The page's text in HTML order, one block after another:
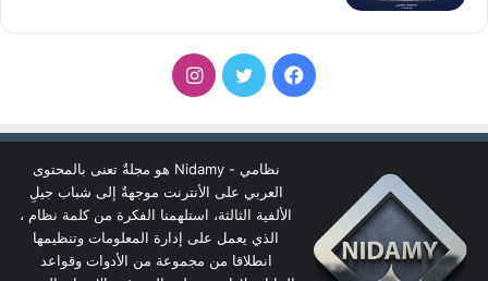
فيسبوكتويتر انستقرام
نظامي - Nidamy هو مجلةٌ تعنى بالمحتوى
العربي على الأنترنت موجهةٌ إلى شباب جيلِ
الألفية الثالثة، استلهمنا الفكرة من كلمة نظام ،
الذي يعمل على إدارة المعلومات وتنظيمها
انطلاقا من مجموعة من الأدوات وقواعد